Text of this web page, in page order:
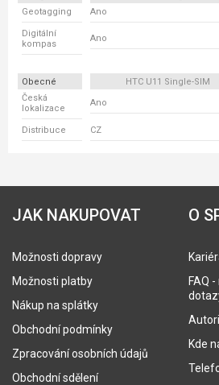
Geotagging
Ano
Digitální
kompas
Ano
Obecné HTC U11 Single-SIM
Česká
lokalizace
Ano
Distribuce CZ
JAK NAKUPOVAT
Možnosti dopravy
Možnosti platby
Nákup na splátky
Obchodní podmínky
Zpracování osobních údajů
Obchodní sdělení
O
FAQ
Kde